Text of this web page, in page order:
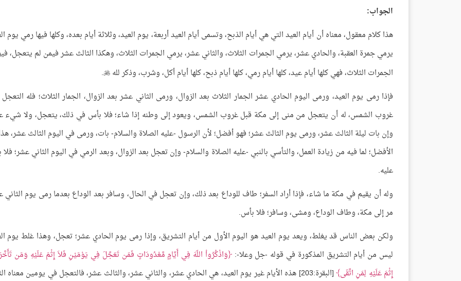
الجواب:
هذا كلام معقول، معناه أن أيام العيد التي هي أيام الذبح، وتسمى أيام العيد أربعة، يوم العيد، وثلاثة أيام بعده، وكلها فيها رمي يوم
يرمي جمرة العقبة، والحادي عشر، يرمي الجمرات الثلاث، والثاني عشر، يرمي الجمرات الثلاث، وهكذا الثالث عشر فيمن لم يتعجل،
الجمرات الثلاث، فهي كلها أيام عيد، كلها أيام رمي، كلها أيام ذبح، كلها أيام أكل، وشرب، وذكر لله 
.
فإذا رمى يوم العيد، ورمى اليوم الحادي عشر الجمار الثلاث بعد الزوال، ورمى الثاني عشر بعد الزوال، الجمار الثلاث؛ فله
غروب الشمس، له أن يتعجل من منى إلى مكة قبل غروب الشمس، ويعود إلى وطنه إذا شاء؛ فلا بأس في ذلك، يتعجل، ولا شيء
وإن بات ليلة الثالث عشر، ورمى يوم الثالث عشر؛ فهو أفضل؛ لأن الرسول -عليه الصلاة والسلام- بات، ورمى في اليوم الثالث عشر،
الأفضل؛ لما فيه من زيادة العمل، والتأسي بالنبي -عليه الصلاة والسلام- وإن تعجل بعد الزوال، وبعد الرمي في اليوم الثاني عشر؛
عليه.
وله أن يقيم في مكة ما شاء، فإذا أراد السفر؛ طاف للوداع بعد ذلك، وإن تعجل في الحال، وسافر بعد الوداع بعدما رمى يوم الثاني
مر إلى مكة، وطاف الوداع، ومشى، وسافر؛ فلا بأس.
ولكن بعض الناس قد يغلط، ويعد يوم العيد هو اليوم الأول من أيام التشريق، وإذا رمى يوم الحادي عشر؛ تعجل، وهذا غلط يوم
ليس من أيام التشريق المذكورة في قوله -جل وعلا-: وَاذْكُرُواْ اللّهَ فِي أَيَّامٍ مَّعْدُودَاتٍ فَمَن تَعَجَّلَ فِي يَوْمَيْنِ فَلاَ إِثْمَ عَلَيْهِ وَمَن
إِثْمَ عَلَيْهِ لِمَنِ اتَّقَى
[البقرة:203] هذه الأيام غير يوم العيد، هي الحادي عشر، والثاني عشر، والثالث عشر، فالتعجل في يومين معناه